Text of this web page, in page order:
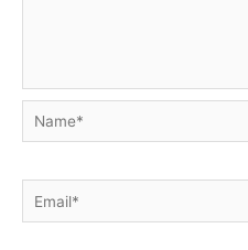
Name*
Email*